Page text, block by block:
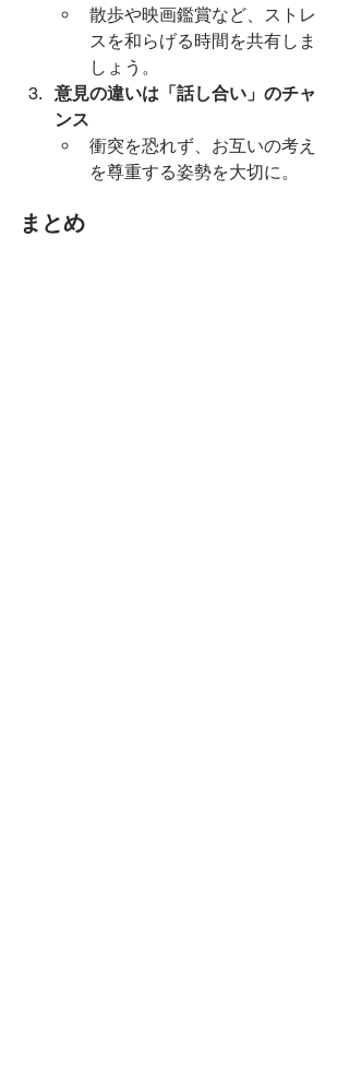
散歩や映画鑑賞など、ストレ
スを和らげる時間を共有しま
しょう。
意見の違いは「話し合い」のチャ
ンス
衝突を恐れず、お互いの考え
を尊重する姿勢を大切に。
まとめ